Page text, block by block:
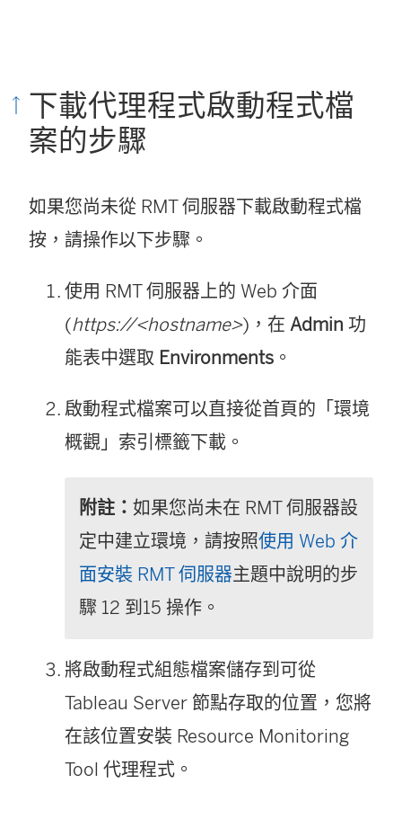
下載代理程式啟動程式檔
案的步驟
如果您尚未從 RMT 伺服器下載啟動程式檔
按，請操作以下步驟。
使用 RMT 伺服器上的 Web 介面
(https://<hostname>)，在 Admin 功
能表中選取 Environments 。
啟動程式檔案可以直接從首頁的「環境
概觀」索引標籤下載。
附註： 如果您尚未在 RMT 伺服器設
定中建立環境，請按照使用 Web 介
面安裝 RMT 伺服器主題中說明的步
驟 12 到15 操作。
將啟動程式組態檔案儲存到可從
Tableau Server 節點存取的位置，您將
在該位置安裝 Resource Monitoring
Tool 代理程式。